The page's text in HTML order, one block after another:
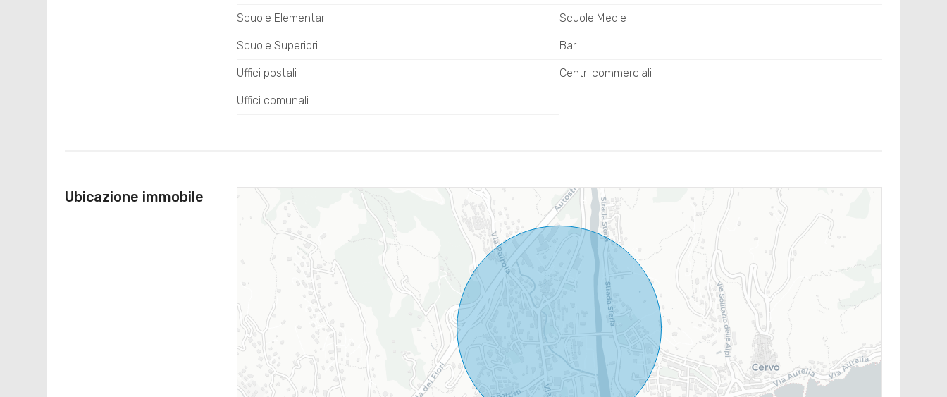
Scuole Elementari Scuole Medie
Scuole Superiori Bar
Uffici postali Centri commerciali
Uffici comunali
Ubicazione immobile